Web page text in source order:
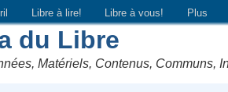
Libre à lire! Libre à vous! Plus
du Libre
Matériels, Contenus, Communs,